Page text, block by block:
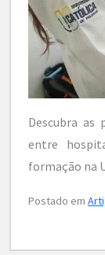
Descubra as
entre
formação na
Postado em